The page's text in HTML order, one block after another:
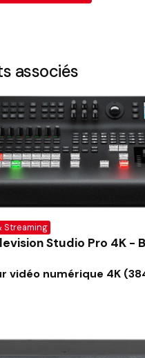
associés
Streaming
Studio Pro 4K -
vidéo numérique 4K